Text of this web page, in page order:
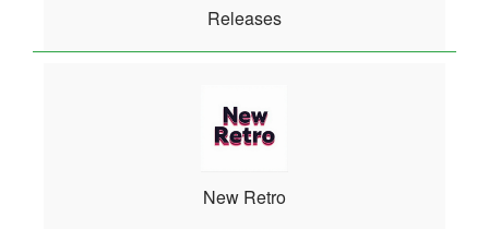
Releases
New Retro